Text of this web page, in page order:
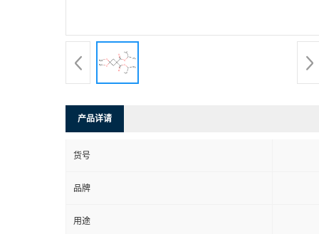
产品详请
货号
品牌
用途